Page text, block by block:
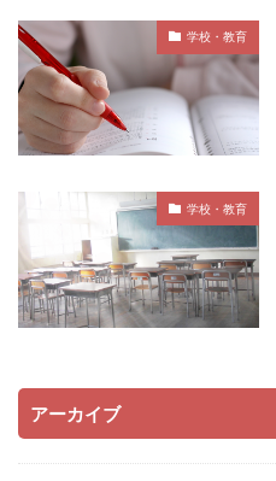
学校・教育
学校・教育
アーカイブ